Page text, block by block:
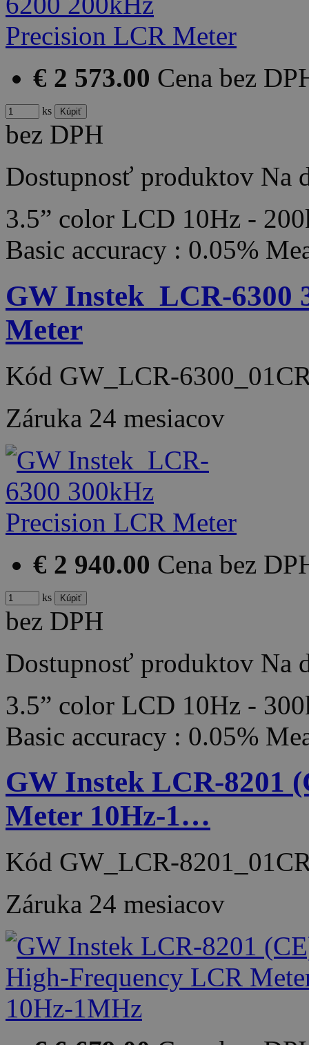
€ 2 573.00 Cena bez
ks
bez DPH
Dostupnosť produktov Na
3.5” color LCD 10Hz -
Basic accuracy : 0.05%
GW Instek_LCR-6300
Meter
Kód GW_LCR-
Záruka 24 mesiacov
€ 2 940.00 Cena bez
ks
bez DPH
Dostupnosť produktov Na
3.5” color LCD 10Hz -
Basic accuracy : 0.05%
GW Instek LCR-8201
Meter 10Hz-1…
Kód GW_LCR-
Záruka 24 mesiacov